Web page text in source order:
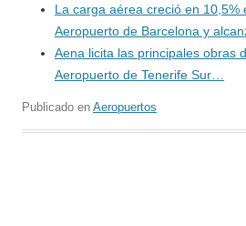
La carga aérea creció en 10,5%
Aeropuerto de Barcelona y
Aena licita las principales obras
Aeropuerto de Tenerife Sur…
Publicado en Aeropuertos